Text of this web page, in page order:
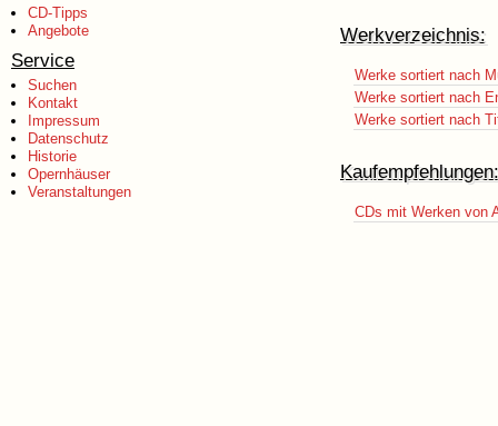
CD-Tipps
Angebote
Service
Suchen
Kontakt
Impressum
Datenschutz
Historie
Opernhäuser
Veranstaltungen
Werkverzeichnis:
Werke sortiert nach
Werke sortiert nach
Werke sortiert nach
Kaufempfehlungen:
CDs mit Werken von